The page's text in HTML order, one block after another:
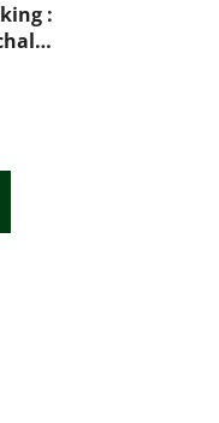
:
a